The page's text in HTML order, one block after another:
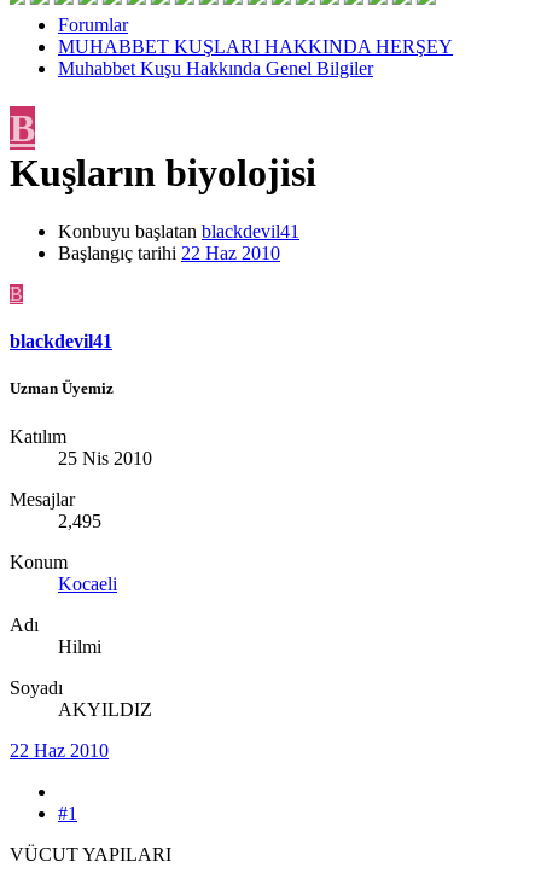
Forumlar
MUHABBET KUŞLARI HAKKINDA HERŞEY
Muhabbet Kuşu Hakkında Genel Bilgiler
B
Kuşların biyolojisi
Konbuyu başlatan blackdevil41
Başlangıç tarihi 22 Haz 2010
B
blackdevil41
Uzman Üyemiz
Katılım
25 Nis 2010
Mesajlar
2,495
Konum
Kocaeli
Adı
Hilmi
Soyadı
AKYILDIZ
22 Haz 2010
#1
VÜCUT YAPILARI